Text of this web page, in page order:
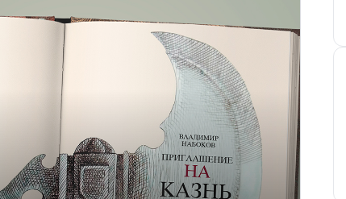
точно, и поэтому многие
- это его…